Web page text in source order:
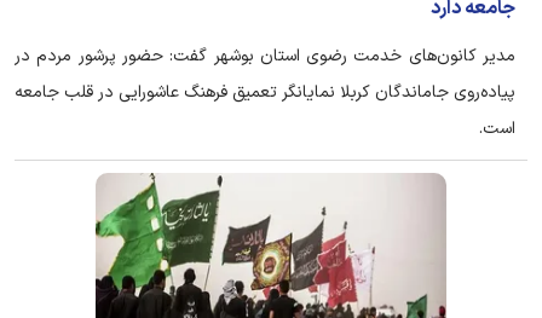
جامعه دارد
مدیر کانون‌های خدمت رضوی استان بوشهر گفت: حضور پرشور مردم در
پیاده‌روی جاماندگان کربلا نمایانگر تعمیق فرهنگ عاشورایی در قلب جامعه
است.